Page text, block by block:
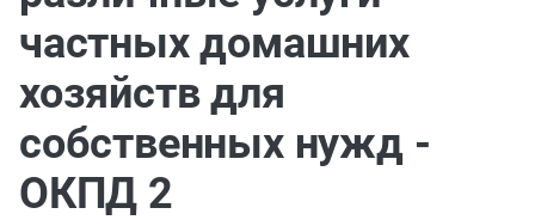
частных домашних
хозяйств для
собственных нужд -
ОКПД 2